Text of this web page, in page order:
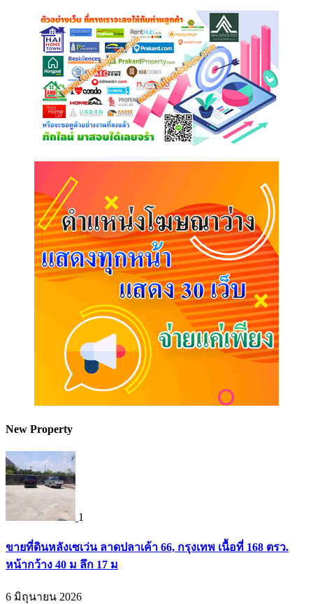
New Property
1
ขายที่ดินหลังเซเว่น ลาดปลาเค้า 66, กรุงเทพ เนื้อที่ 168 ตรว.
หน้ากว้าง 40 ม ลึก 17 ม
6 มิถุนายน 2026